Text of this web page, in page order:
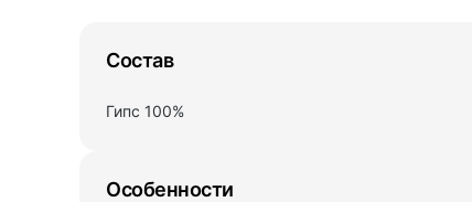
Состав
Гипс 100%
Особенности